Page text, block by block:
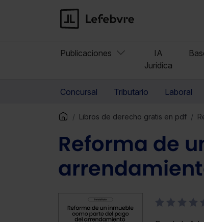
Publicaciones
IA
Jurídica
Concursal Tributario Laboral
Libros de derecho gratis en pdf
Reforma de